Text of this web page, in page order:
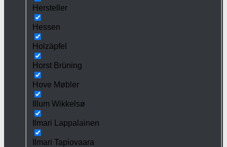
Hersteller
Hessen
Holzäpfel
Horst Brüning
Hove Møbler
Illum Wikkelsø
Ilmari Lappalainen
Ilmari Tapiovaara